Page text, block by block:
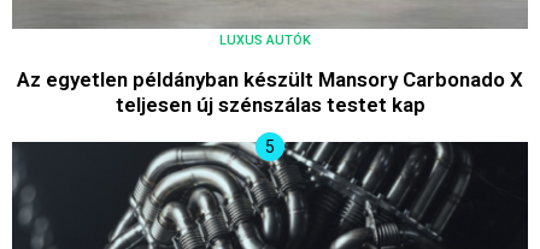
LUXUS AUTÓK
Az egyetlen példányban készült Mansory Carbonado X
teljesen új szénszálas testet kap